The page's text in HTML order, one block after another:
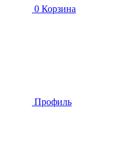
0 Корзина
Профиль